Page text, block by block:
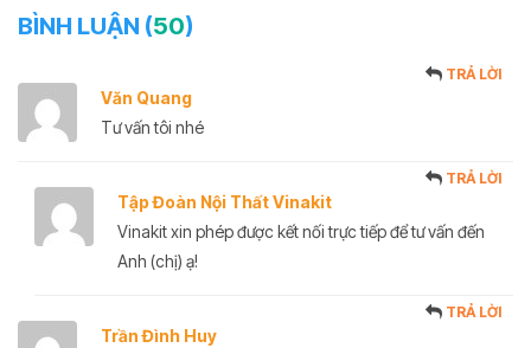
BÌNH LUẬN (50)
Văn Quang
TRẢ LỜI
Tư vấn tôi nhé
Tập Đoàn Nội Thất Vinakit
TRẢ LỜI
Vinakit xin phép được kết nối trực tiếp để tư vấn đến
Anh (chị) ạ!
Trần Đình Huy
TRẢ LỜI